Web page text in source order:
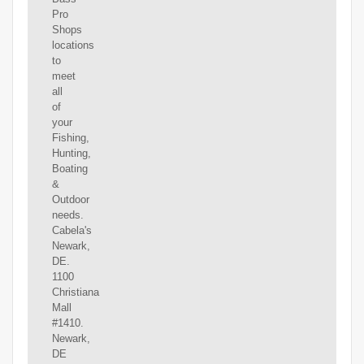
Pro
Shops
locations
to
meet
all
of
your
Fishing,
Hunting,
Boating
&
Outdoor
needs.
Cabela's
Newark,
DE.
1100
Christiana
Mall
#1410.
Newark,
DE